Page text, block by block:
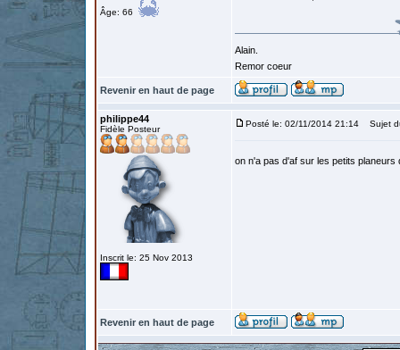
Âge: 66
Alain.
Remor coeur
Revenir en haut de page
philippe44
Fidèle Posteur
Inscrit le: 25 Nov 2013
Posté le: 02/11/2014 21:14 Sujet
on n'a pas d'af sur les petits planeurs
Revenir en haut de page